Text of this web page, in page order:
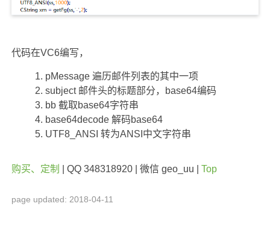
代码在VC6编写，
pMessage 遍历邮件列表的其中一项
subject 邮件头的标题部分，base64编码
bb 截取base64字符串
base64decode 解码base64
UTF8_ANSI 转为ANSI中文字符串
购买、定制 | QQ 348318920 | 微信 geo_uu |Top
page updated: 2018-04-11